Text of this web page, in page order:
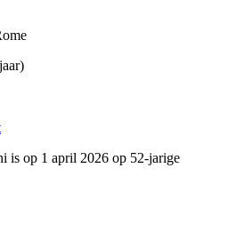
is op 1 april 2026 op 52-jarige